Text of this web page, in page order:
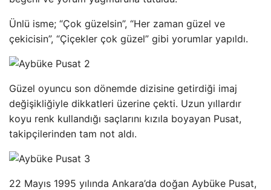
Ünlü isme; “Çok güzelsin”, “Her zaman güzel ve
çekicisin”, “Çiçekler çok güzel” gibi yorumlar yapıldı.
Güzel oyuncu son dönemde dizisine getirdiği imaj
değişikliğiyle dikkatleri üzerine çekti. Uzun yıllardır
koyu renk kullandığı saçlarını kızıla boyayan Pusat,
takipçilerinden tam not aldı.
22 Mayıs 1995 yılında Ankara’da doğan Aybüke Pusat,